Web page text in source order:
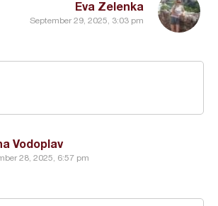
Eva Zelenka
September 29, 2025, 3:03 pm
Vodoplav
28, 2025, 6:57 pm